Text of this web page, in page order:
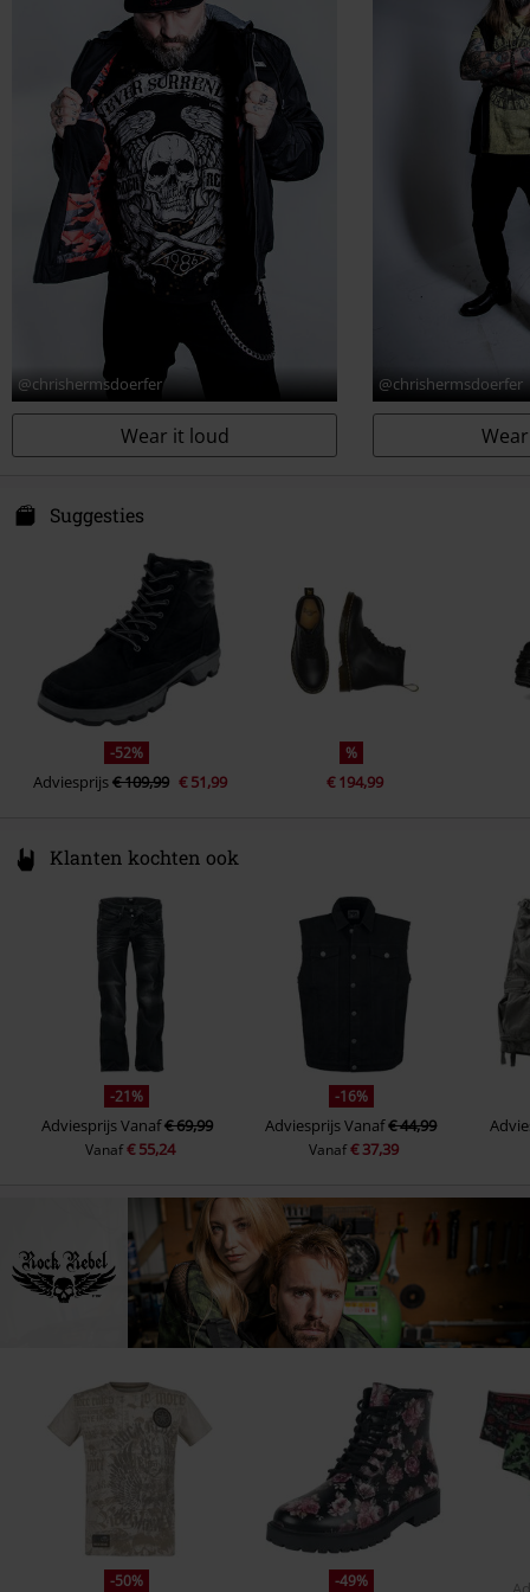
Schoenneus
Rond
zwart
@chrishermsdoerfer
Wear it loud
@chrishermsdoerfer
Suggesties
-52%
Adviesprijs€ 109,99 € 51,99
%
€ 194,99
Klanten kochten ook
-21%
AdviesprijsVanaf€ 69,99
Vanaf€ 55,24
-16%
AdviesprijsVanaf€ 44,99
Vanaf€ 37,39
-50% -49%